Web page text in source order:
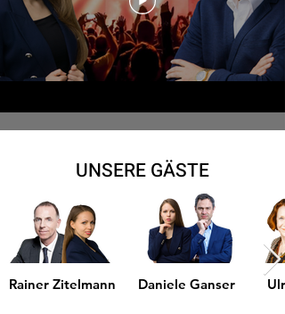
UNSERE GÄSTE
Rainer Zitelmann Daniele Ganser